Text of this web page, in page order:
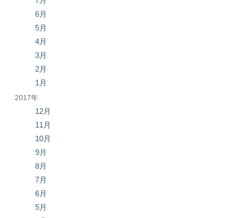
6月
5月
4月
3月
2月
1月
2017年
12月
11月
10月
9月
8月
7月
6月
5月